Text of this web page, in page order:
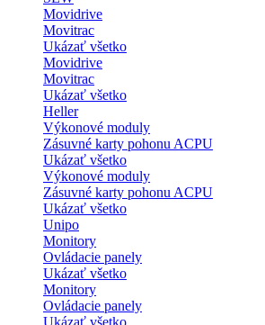
Movidrive
Movitrac
Ukázať všetko
Movidrive
Movitrac
Ukázať všetko
Heller
Výkonové moduly
Zásuvné karty pohonu ACPU
Ukázať všetko
Výkonové moduly
Zásuvné karty pohonu ACPU
Ukázať všetko
Unipo
Monitory
Ovládacie panely
Ukázať všetko
Monitory
Ovládacie panely
Ukázať všetko